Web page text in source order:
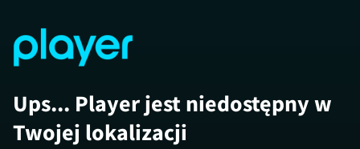
Ups... Player jest niedostępny w
Twojej lokalizacji